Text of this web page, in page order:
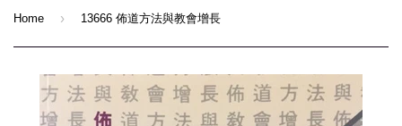
Home › 13666 佈道方法與教會增長